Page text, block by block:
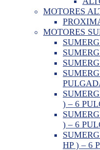
MOTORES
MOTORES
) – 6
) – 6
HP ) – 6